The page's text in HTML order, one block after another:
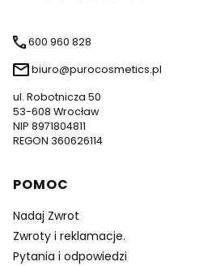
600 960 828
biuro@purocosmetics.pl
ul. Robotnicza 50
53-608 Wrocław
NIP 8971804811
REGON 360626114
Linki w stopce
POMOC
Nadaj Zwrot
Zwroty i reklamacje.
Pytania i odpowiedzi